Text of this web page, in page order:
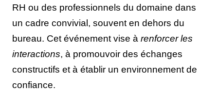
RH ou des professionnels du domaine dans
un cadre convivial, souvent en dehors du
bureau. Cet événement vise à renforcer les
interactions, à promouvoir des échanges
constructifs et à établir un environnement de
confiance.